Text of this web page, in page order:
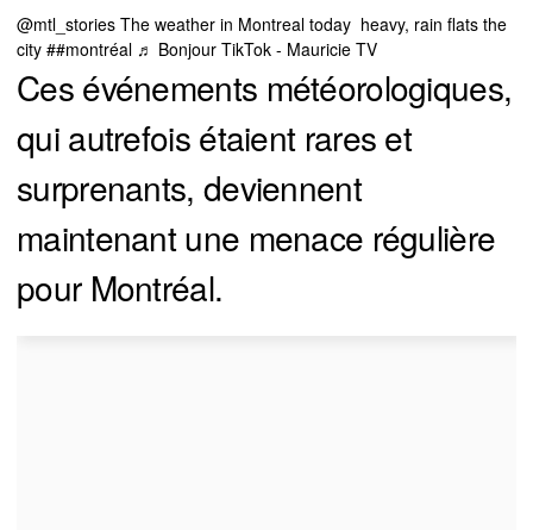
@mtl_stories The weather in Montreal today heavy, rain flats the
city ##montréal ♬ Bonjour TikTok - Mauricie TV
Ces événements météorologiques,
qui autrefois étaient rares et
surprenants, deviennent
maintenant une menace régulière
pour Montréal.